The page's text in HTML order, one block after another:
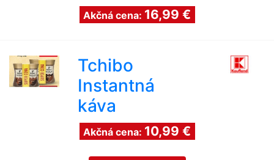
Akčná cena: 16,99 €
Tchibo
Instantná
káva
Akčná cena: 10,99 €